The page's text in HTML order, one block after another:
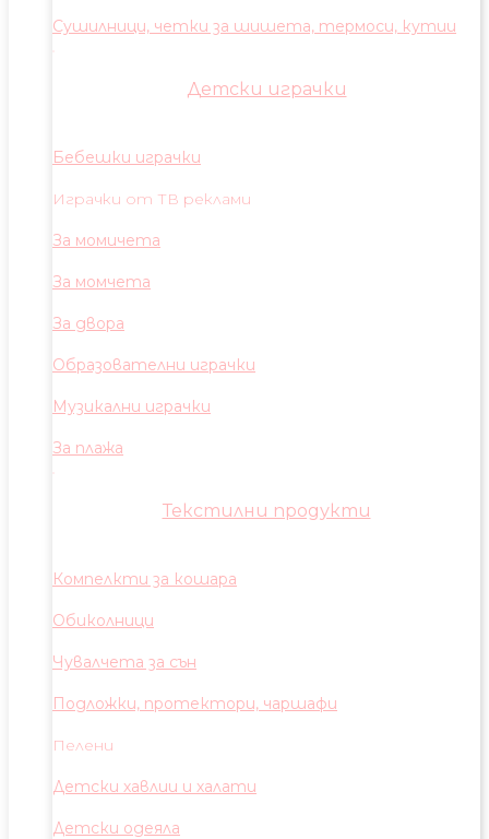
Сушилници, четки за шишета, термоси, кутии
Детски играчки
Бебешки играчки
Играчки от ТВ реклами
За момичета
За момчета
За двора
Образователни играчки
Музикални играчки
За плажа
Текстилни продукти
Компелкти за кошара
Обиколници
Чувалчета за сън
Подложки, протектори, чаршафи
Пелени
Детски хавлии и халати
Детски одеяла